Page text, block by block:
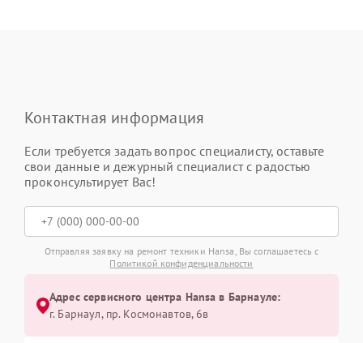
Контактная информация
Если требуется задать вопрос специалисту, оставьте
свои данные и дежурный специалист с радостью
проконсультирует Вас!
Отправляя заявку на ремонт техники Hansa, Вы соглашаетесь с
Политикой конфиденциальности
Адрес сервисного центра Hansa в Барнауле:
г. Барнаул, ​пр. Космонавтов, 6в